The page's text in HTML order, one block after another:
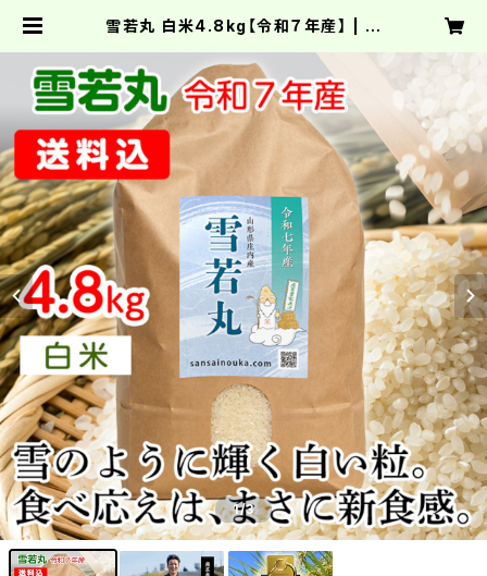
雪若丸 白米4.8kg【令和７年産】 | 産
1/3